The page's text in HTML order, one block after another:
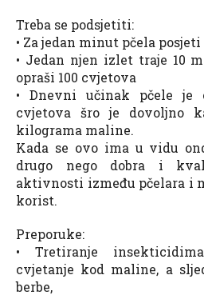
Treba se podsjetiti:
• Za jedan minut pčela
• Jedan njen izlet traje 10
opraši 100 cvjetova
• Dnevni učinak pčele je
cvjetova šro je dovoljno
kilograma maline.
Kada se ovo ima u vidu
drugo nego dobra i
aktivnosti između pčelara i
korist.
Preporuke:
• Tretiranje
cvjetanje kod maline, a
berbe,